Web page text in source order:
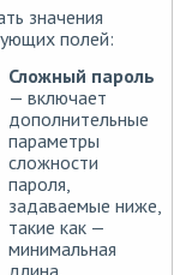
значения
полей:
Сложный пароль
— включает
дополнительные
параметры
сложности
пароля,
задаваемые ниже,
такие как —
минимальная
длина,